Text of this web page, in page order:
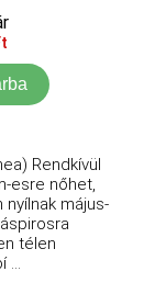
Rendkívül
esre nőhet,
május-
télen